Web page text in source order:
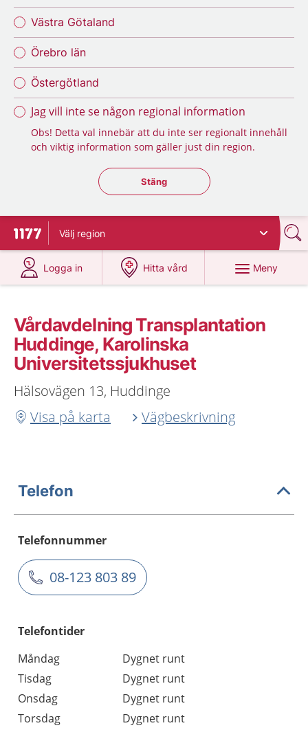
Västra Götaland
Örebro län
Östergötland
Jag vill inte se någon regional information
Obs! Detta val innebär att du inte ser regionalt innehåll
och viktig information som gäller just din region.
Stäng regionsväljaren
Stäng
Till startsidan för 1177
Välj region
Logga in
på 1177.se
Hitta vård
på 1177.se
Meny
Vårdavdelning Transplantation
Huddinge, Karolinska
Universitetssjukhuset
Hälsovägen 13, Huddinge
Visa på karta
Vägbeskrivning
Telefon
Telefonnummer
08-123 803 89
Telefontider
Måndag
Dygnet runt
Tisdag
Dygnet runt
Onsdag
Dygnet runt
Torsdag
Dygnet runt